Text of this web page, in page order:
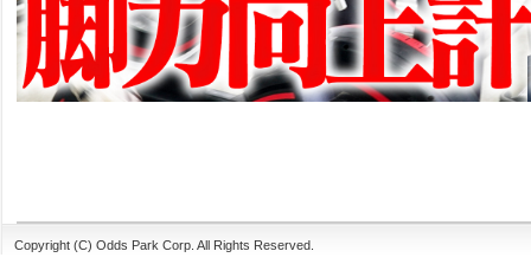
Copyright (C) Odds Park Corp. All Rights Reserved.